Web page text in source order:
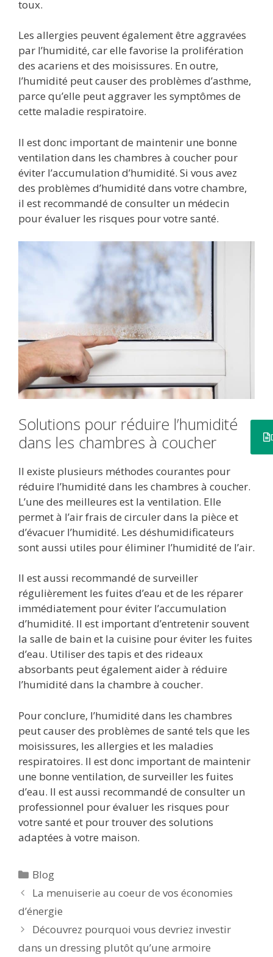
toux.
Les allergies peuvent également être aggravées
par l’humidité, car elle favorise la prolifération
des acariens et des moisissures. En outre,
l’humidité peut causer des problèmes d’asthme,
parce qu’elle peut aggraver les symptômes de
cette maladie respiratoire.
Il est donc important de maintenir une bonne
ventilation dans les chambres à coucher pour
éviter l’accumulation d’humidité. Si vous avez
des problèmes d’humidité dans votre chambre,
il est recommandé de consulter un médecin
pour évaluer les risques pour votre santé.
Solutions pour réduire l’humidité
dans les chambres à coucher
Il existe plusieurs méthodes courantes pour
réduire l’humidité dans les chambres à coucher.
L’une des meilleures est la ventilation. Elle
permet à l’air frais de circuler dans la pièce et
d’évacuer l’humidité. Les déshumidificateurs
sont aussi utiles pour éliminer l’humidité de l’air.
Il est aussi recommandé de surveiller
régulièrement les fuites d’eau et de les réparer
immédiatement pour éviter l’accumulation
d’humidité. Il est important d’entretenir souvent
la salle de bain et la cuisine pour éviter les fuites
d’eau. Utiliser des tapis et des rideaux
absorbants peut également aider à réduire
l’humidité dans la chambre à coucher.
Pour conclure, l’humidité dans les chambres
peut causer des problèmes de santé tels que les
moisissures, les allergies et les maladies
respiratoires. Il est donc important de maintenir
une bonne ventilation, de surveiller les fuites
d’eau. Il est aussi recommandé de consulter un
professionnel pour évaluer les risques pour
votre santé et pour trouver des solutions
adaptées à votre maison.
Blog
La menuiserie au coeur de vos économies
d’énergie
Découvrez pourquoi vous devriez investir
dans un dressing plutôt qu’une armoire